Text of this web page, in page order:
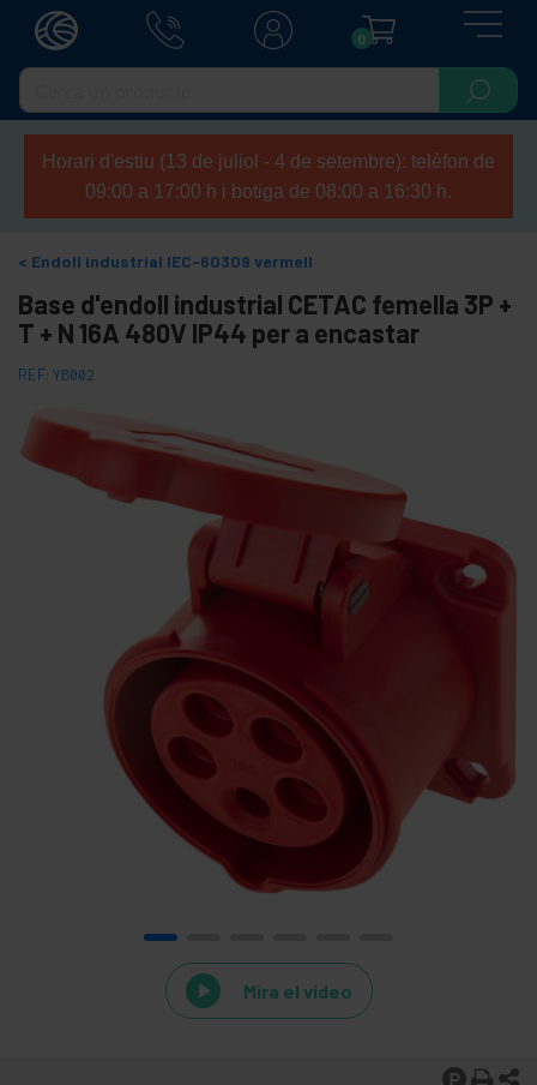
0
Horari d'estiu (13 de juliol - 4 de setembre): telèfon de
09:00 a 17:00 h i botiga de 08:00 a 16:30 h.
Endoll industrial IEC-60309 vermell
Base d'endoll industrial CETAC femella 3P +
T + N 16A 480V IP44 per a encastar
REF: YB002
Mira el vídeo